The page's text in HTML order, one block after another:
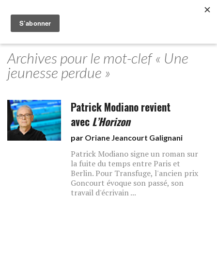
Archives pour le mot-clef « Une
jeunesse perdue »
Patrick Modiano revient
avecL’Horizon
par Oriane Jeancourt Galignani
Patrick Modiano signe un roman sur
la fuite du temps entre Paris et
Berlin. Pour Transfuge, l'ancien prix
Goncourt évoque son passé, son
travail d'écrivain ...